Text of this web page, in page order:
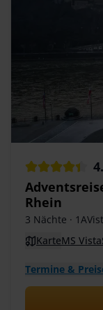
Rhein
3 Nächte ·
KarteMS
Termine &